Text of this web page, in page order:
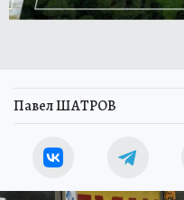
Павел ШАТРОВ